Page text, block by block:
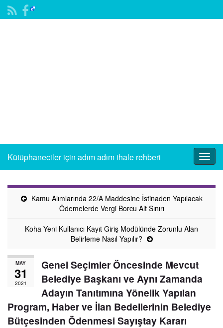
Kütüphaneciler için adım adım ihale rehberi
Kamu Alımlarında 22/A Maddesine İstinaden Yapılacak
Ödemelerde Vergi Borcu Alt Sınırı
Koha Yeni Kullanıcı Kayıt Giriş Modülünde Zorunlu Alan
Belirleme Nasıl Yapılır?
MAY
31
2021
Genel Seçimler Öncesinde Mevcut
Belediye Başkanı ve Aynı Zamanda
Adayın Tanıtımına Yönelik Yapılan
Program, Haber ve İlan Bedellerinin Belediye
Bütçesinden Ödenmesi Sayıştay Kararı